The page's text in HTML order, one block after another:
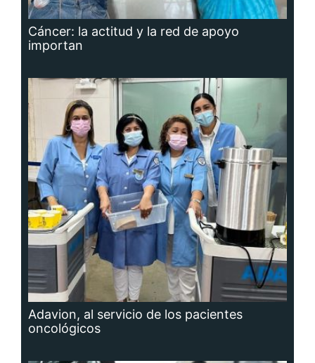
Cáncer: la actitud y la red de apoyo
importan
Adavion, al servicio de los pacientes
oncológicos